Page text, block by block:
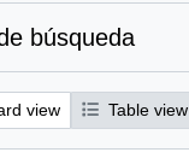
búsqueda
view Table view